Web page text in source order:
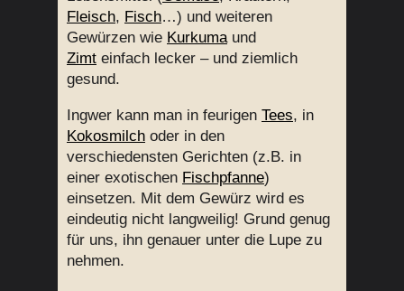
Fleisch, Fisch…) und weiteren
Gewürzen wie Kurkumaund
Zimt einfach lecker – und ziemlich
gesund.
Ingwer kann man in feurigen Tees, in
Kokosmilch oder in den
verschiedensten Gerichten (z.B. in
einer exotischen Fischpfanne)
einsetzen. Mit dem Gewürz wird es
eindeutig nicht langweilig! Grund genug
für uns, ihn genauer unter die Lupe zu
nehmen.